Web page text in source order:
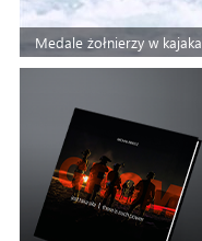
Medale żołnierzy w